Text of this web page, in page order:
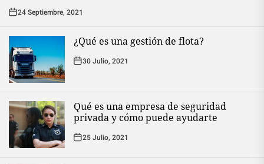
24 Septiembre, 2021
¿Qué es una gestión de flota?
30 Julio, 2021
Qué es una empresa de seguridad
privada y cómo puede ayudarte
25 Julio, 2021